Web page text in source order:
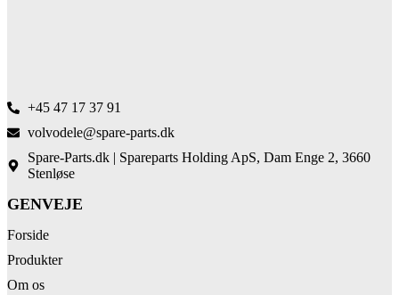
+45 47 17 37 91
volvodele@spare-parts.dk
Spare-Parts.dk | Spareparts Holding ApS, Dam Enge 2, 3660
Stenløse
GENVEJE
Forside
Produkter
Om os